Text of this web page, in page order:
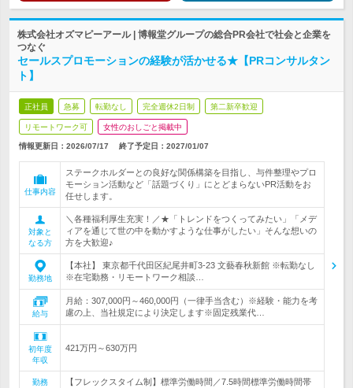
株式会社オズマピーアール | 博報堂グループの総合PR会社で社会と企業を
つなぐ
セールスプロモーションの経験が活かせる★【PRコンサルタン
ト】
正社員 急募 転勤なし 完全週休2日制 第二新卒歓迎
リモートワーク可 女性のおしごと掲載中
情報更新日：2026/07/17 終了予定日： 2027/01/07
仕事内容
ステークホルダーとの良好な関係構築を目指し、与件整理やプロ
モーション活動など「話題づくり」にとどまらないPR活動をお
任せします。
対象と
なる方
＼各種福利厚生充実！／★「トレンドをつくってみたい」「メデ
ィアを通じて世の中を動かすような仕事がしたい」そんな想いの
方を大歓迎♪
勤務地
【本社】 東京都千代田区紀尾井町3-23 文藝春秋新館 ※転勤なし
※在宅勤務・リモートワーク相談…
給与
月給：307,000円～460,000円（一律手当含む）※経験・能力を考
慮の上、当社規定により決定します※固定残業代…
初年度
年収
421万円～630万円
勤務
【フレックスタイム制】標準労働時間／7.5時間標準労働時間帯